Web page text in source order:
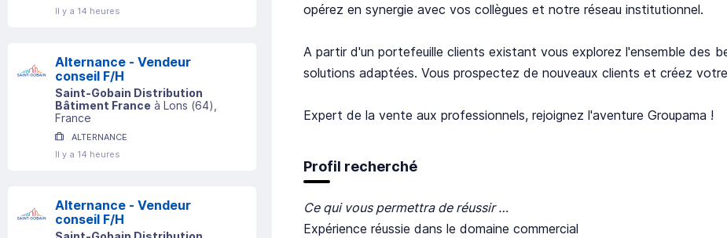
Il y a 14 heures
Alternance - Vendeur
conseil F/H
Saint-Gobain Distribution
Bâtiment France à Lons (64)
France
ALTERNANCE
Il y a 14 heures
Alternance - Vendeur
conseil F/H
opérez en synergie avec vos collègues et notre réseau institutionnel.
A partir d'un portefeuille clients existant vous explorez l'ensemble des
solutions adaptées. Vous prospectez de nouveaux clients et créez
Expert de la vente aux professionnels, rejoignez l'aventure Groupama !
Profil recherché
Ce qui vous permettra de réussir …
Expérience réussie dans le domaine commercial